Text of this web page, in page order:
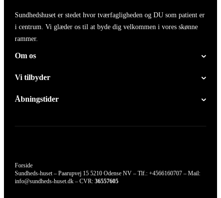
Sundhedshuset er stedet hvor tværfagligheden og DU som patient er
i centrum. Vi glæder os til at byde dig velkommen i vores skønne
rammer.
Om os
Vi tilbyder
Åbningstider
Sundheds-huset – Paarupvej 15 5210 Odense NV – Tlf.: +4566160707 – Mail:
info@sundheds-huset.dk– CVR: 36557605
Forside